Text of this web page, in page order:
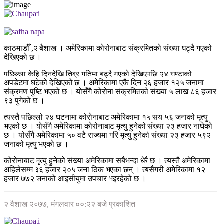
काठमाडौँ ,२ बैशाख । अमेरिकामा कोरोनाबाट संक्रमितको संख्या घट्दै गएको
देखिएको छ ।
पछिल्ला केहि दिनदेखि तिब्र गतिमा बढ्दै गएको देखिएपछि २४ घण्टाको
अपडेटमा घटेको देखिएको छ । अमेरिकामा एकै दिन २६ हजार १२५ जनामा
संक्रमण पुष्टि भएको छ । योसँगै कोरोना संक्रमितको संख्या ५ लाख ८६ हजार
९३ पुगेको छ ।
त्यस्तै पछिल्लो २४ घटनामा कोरोनाबाट अमेरिकामा १५ सय ५६ जनाको मृत्यु
भएको छ । योसँगै अमेरिकामा कोरोनाबाट मृत्यु हुनेको संख्या २३ हजार नाघेको
छ । योसँगै अमेरिकामा ५० वटै राज्यमा गरि मृत्यु हुनेको संख्या २३ हजार ५९२
जनाको मृत्यु भएको छ ।
कोरोनाबाट मृत्यु हुनेको संख्या अमेरिकामा सबैभन्दा धेरै छ । त्यस्तै अमेरिकामा
अहिलेसम्म ३६ हजार २०५ जना ठिक भएका छन् । त्यसैगरी अमेरिकामा १२
हजार ७७२ जनाको आइसीयुमा उपचार भइरहेको छ ।
२ वैशाख २०७७, मंगलवार ००:२२ बजे प्रकाशित